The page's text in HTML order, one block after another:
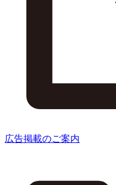
広告掲載のご案内